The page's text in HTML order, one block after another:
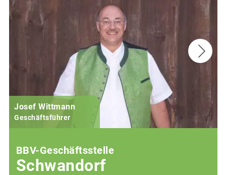
Josef Wittmann
Geschäftsführer
BBV-Geschäftsstelle
Schwandorf